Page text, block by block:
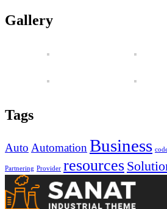
Gallery
Tags
Auto Automation Business
Partnering Provider resources